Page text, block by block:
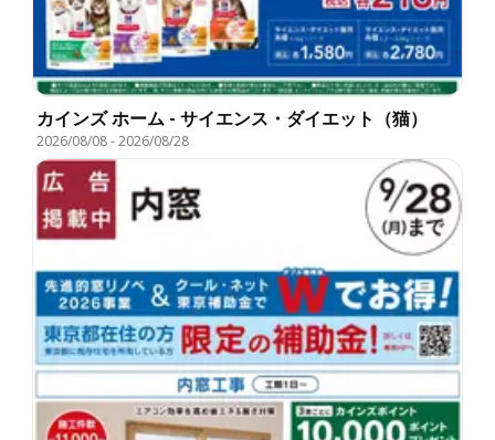
カインズ ホーム - サイエンス・ダイエット（猫）
2026/08/08-2026/08/28